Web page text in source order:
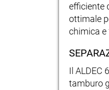
efficiente
ottimale
chimica
Il ALDEC
tamburo